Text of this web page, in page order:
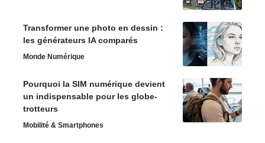
Transformer une photo en dessin :
les générateurs IA comparés
Monde Numérique
Pourquoi la SIM numérique devient
un indispensable pour les globe-
trotteurs
Mobilité & Smartphones